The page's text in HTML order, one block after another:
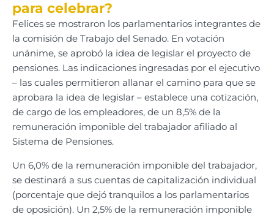
para celebrar?
Felices se mostraron los parlamentarios integrantes de
la comisión de Trabajo del Senado. En votación
unánime, se aprobó la idea de legislar el proyecto de
pensiones. Las indicaciones ingresadas por el ejecutivo
– las cuales permitieron allanar el camino para que se
aprobara la idea de legislar – establece una cotización,
de cargo de los empleadores, de un 8,5% de la
remuneración imponible del trabajador afiliado al
Sistema de Pensiones.
Un 6,0% de la remuneración imponible del trabajador,
se destinará a sus cuentas de capitalización individual
(porcentaje que dejó tranquilos a los parlamentarios
de oposición). Un 2,5% de la remuneración imponible